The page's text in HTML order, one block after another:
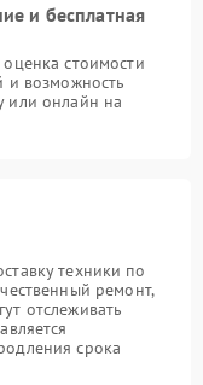
и бесплатная
стоимости
и возможность
или онлайн на
техники по
ремонт,
отслеживать
срока